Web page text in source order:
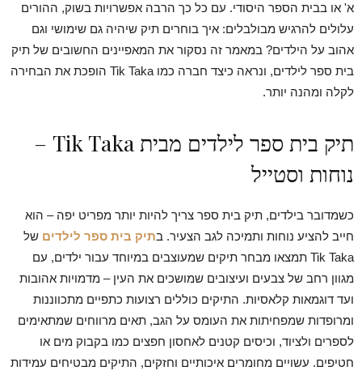
א' או בבית הספר היסודי. עם כל כך הרבה אפשרויות בשוק, ההורים
עלולים להרגיש מבולבלים: איך בוחרים תיק שיהיה גם שימושי וגם
אהוב על הילדים? במאמר זה נסקור את המאפיינים החשובים של תיק
בית ספר לילדים, ונראה כיצד חברה כמו Tik Taka הופכת את הבחירה
לקלה ומהנה יותר.
תיק בית ספר לילדים מבית Tik Taka –
נוחות וסטייל
כשמדובר בילדים, תיק בית ספר צריך להיות יותר מפריט יפה – הוא
חייב להציע נוחות ותמיכה לגב הצעיר. בתיק בית ספר לילדים של
Tik Taka תמצאו מבחר תיקים שמעוצבים במיוחד עבור ילדים, עם
מגוון רחב של צבעים ועיצובים שמושכים את העין – מדמויות אהובות
ועד דוגמאות קלאסיות. התיקים כוללים רצועות כתפיים מתכווננות
ומרופדות שמפחיתות את העומס על הגב, תאים מרווחים שמתאימים
לספרים ולציוד, וכיסים קטנים לאחסון חפצים כמו בקבוק מים או
חטיפים. עשויים מחומרים איכותיים וחזקים, התיקים מבטיחים עמידות